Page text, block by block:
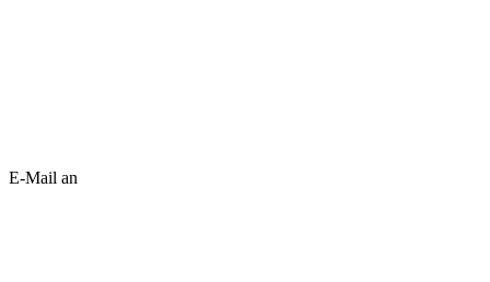
E-Mail an